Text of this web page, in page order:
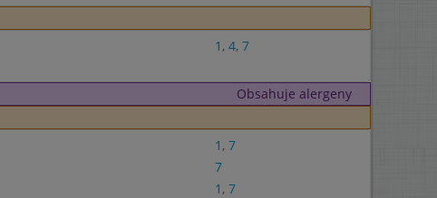
1 , 4, 7
Obsahuje alergeny
1 , 7
7
1 , 7